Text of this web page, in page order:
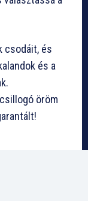
csodáit, és
és a
öröm